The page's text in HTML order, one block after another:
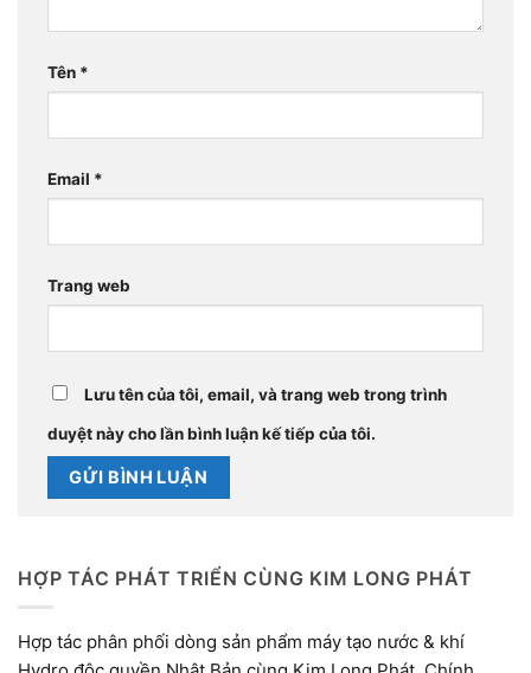
Tên *
Email *
Trang web
Lưu tên của tôi, email, và trang web trong trình
duyệt này cho lần bình luận kế tiếp của tôi.
HỢP TÁC PHÁT TRIỂN CÙNG KIM LONG PHÁT
Hợp tác phân phối dòng sản phẩm máy tạo nước & khí